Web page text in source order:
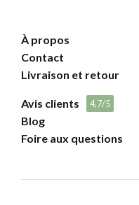
À propos
Contact
Livraison et retour
Avis clients 4,7/5
Blog
Foire aux questions